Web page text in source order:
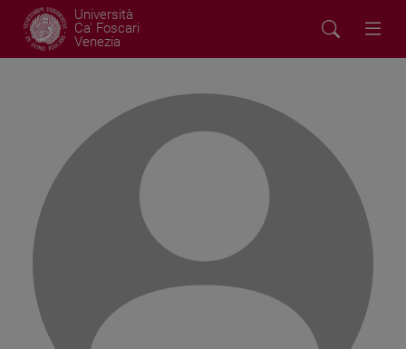
Università
Ca' Foscari
Venezia